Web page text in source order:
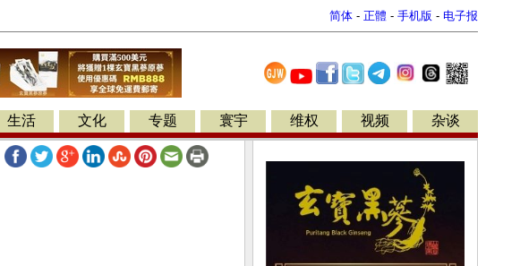
简体 - 正體 - 手机版 - 电子报
生活 文化 专题 寰宇 维权 视频 杂谈